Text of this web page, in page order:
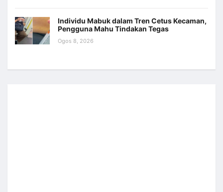
Individu Mabuk dalam Tren Cetus Kecaman,
Pengguna Mahu Tindakan Tegas
Ogos 8, 2026